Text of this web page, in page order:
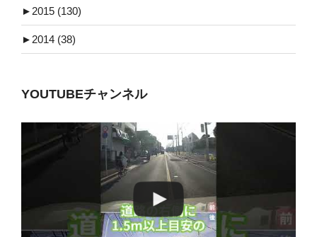
► 2015 (130)
► 2014 (38)
YOUTUBEチャンネル